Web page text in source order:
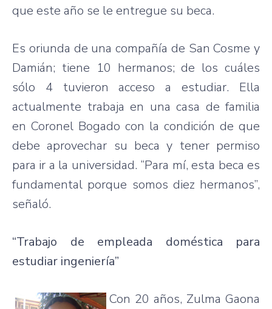
que este año se le entregue su beca.
Es oriunda de una compañía de San Cosme y
Damián; tiene 10 hermanos; de los cuáles
sólo 4 tuvieron acceso a estudiar. Ella
actualmente trabaja en una casa de familia
en Coronel Bogado con la condición de que
debe aprovechar su beca y tener permiso
para ir a la universidad. “Para mí, esta beca es
fundamental porque somos diez hermanos”,
señaló.
“Trabajo de empleada doméstica para
estudiar ingeniería”
Con 20 años, Zulma Gaona